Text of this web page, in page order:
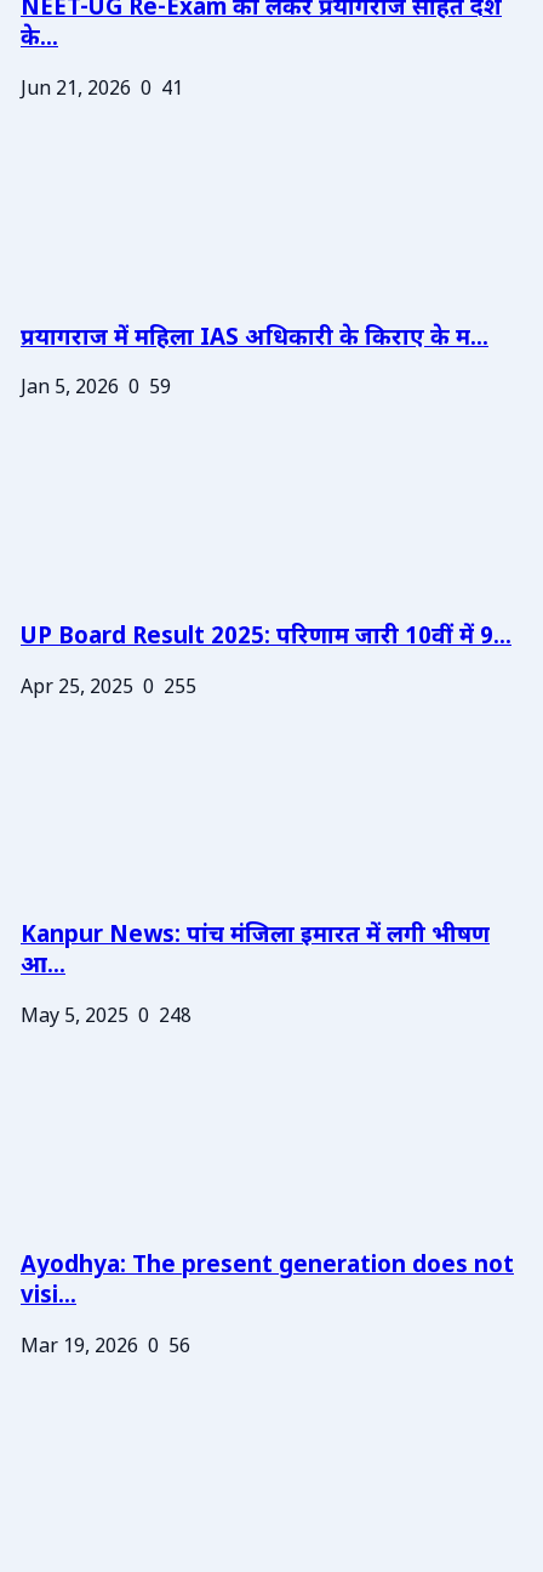
NEET-UG Re-Exam को लेकर प्रयागराज सहित देश
के...
Jun 21, 2026 0 41
प्रयागराज में महिला IAS अधिकारी के किराए के म...
Jan 5, 2026 0 59
UP Board Result 2025: परिणाम जारी 10वीं में 9...
Apr 25, 2025 0 255
Kanpur News: पांच मंजिला इमारत में लगी भीषण
आ...
May 5, 2025 0 248
Ayodhya: The present generation does not
visi...
Mar 19, 2026 0 56